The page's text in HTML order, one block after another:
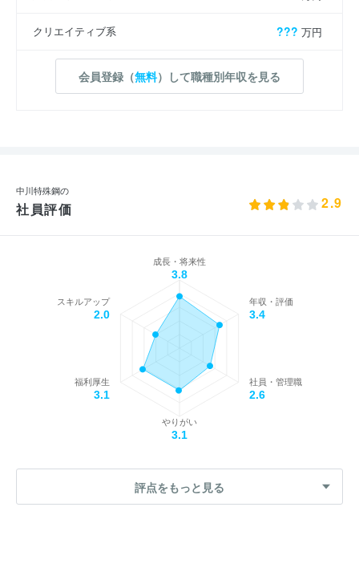
クリエイティブ系 ??? 万円
会員登録（無料）して職種別年収を見る
中川特殊鋼の
社員評価 2.9
成長・将来性
3.8
年収・評価
3.4
社員・管理職
2.6
やりがい
3.1
福利厚生
3.1
スキルアップ
2.0
評点をもっと見る